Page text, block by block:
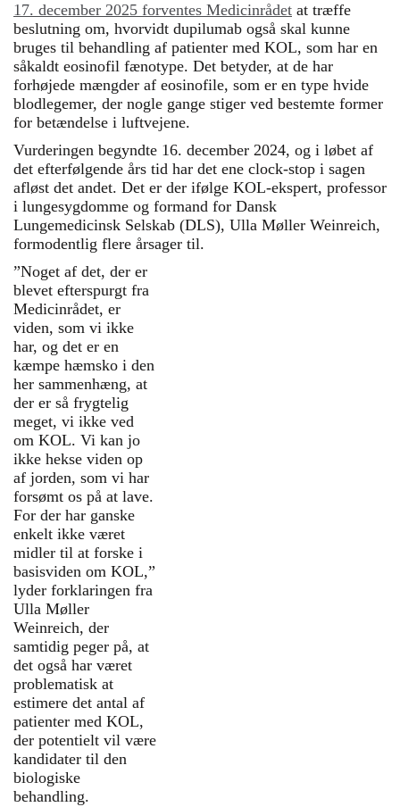
17. december 2025 forventes Medicinrådet at træffe
beslutning om, hvorvidt dupilumab også skal kunne
bruges til behandling af patienter med KOL, som har en
såkaldt eosinofil fænotype. Det betyder, at de har
forhøjede mængder af eosinofile, som er en type hvide
blodlegemer, der nogle gange stiger ved bestemte former
for betændelse i luftvejene.
Vurderingen begyndte 16. december 2024, og i løbet af
det efterfølgende års tid har det ene clock-stop i sagen
afløst det andet. Det er der ifølge KOL-ekspert, professor
i lungesygdomme og formand for Dansk
Lungemedicinsk Selskab (DLS), Ulla Møller Weinreich,
formodentlig flere årsager til.
”Noget af det, der er
blevet efterspurgt fra
Medicinrådet, er
viden, som vi ikke
har, og det er en
kæmpe hæmsko i den
her sammenhæng, at
der er så frygtelig
meget, vi ikke ved
om KOL. Vi kan jo
ikke hekse viden op
af jorden, som vi har
forsømt os på at lave.
For der har ganske
enkelt ikke været
midler til at forske i
basisviden om KOL,”
lyder forklaringen fra
Ulla Møller
Weinreich, der
samtidig peger på, at
det også har været
problematisk at
estimere det antal af
patienter med KOL,
der potentielt vil være
kandidater til den
biologiske
behandling.